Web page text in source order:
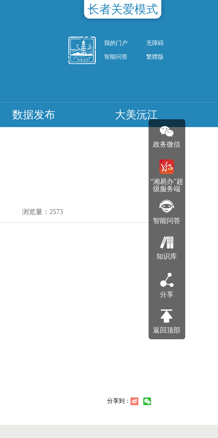
我的门户
无障碍
智能问答
繁體版
数据发布 大美沅江
浏览量： 2573
分享到：
长者关爱模式
政务微信
“湘易办”超
级服务端
智能问答
知识库
分享
返回顶部